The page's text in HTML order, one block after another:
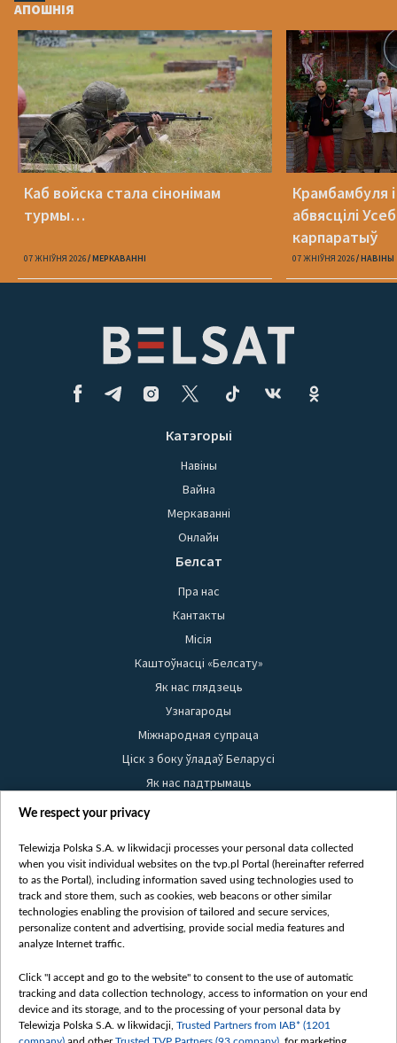
АПОШНІЯ
Каб войска стала сінонімам
турмы…
07 ЖНІЎНЯ 2026 МЕРКАВАННI
Крамбамбуля
абвясцілі
карпаратыў
07 ЖНІЎНЯ 2026 НАВІНЫ
Катэгорыі
Навіны
Вайна
Меркаванні
Онлайн
Белсат
Пра нас
Кантакты
Місія
Каштоўнасці «Белсату»
Як нас глядзець
Узнагароды
Міжнародная супраца
Ціск з боку ўладаў Беларусі
Як нас падтрымаць
Правілы выкарыстання матэрыялаў
Бяспека
Youtube
Белсат news
Белсат Shorts
Жэстачайшы мульт
Belsat English
Biełsat PL
We respect your privacy
Telewizja Polska S.A. w likwidacji processes your personal data collected
when you visit individual websites on the tvp.pl Portal (hereinafter referred
to as the Portal), including information saved using technologies used to
track and store them, such as cookies, web beacons or other similar
technologies enabling the provision of tailored and secure services,
personalize content and advertising, provide social media features and
analyze Internet traffic.
Click "I accept and go to the website" to consent to the use of automatic
tracking and data collection technology, access to information on your end
device and its storage, and to the processing of your personal data by
Telewizja Polska S.A. w likwidacji, Trusted Partners from IAB* (1201